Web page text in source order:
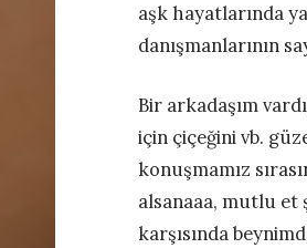
aşk hayatlarında
danışmanlarının
Bir arkadaşım
için çiçeğini vb.
konuşmamız
alsanaaa, mutlu et
karşısında